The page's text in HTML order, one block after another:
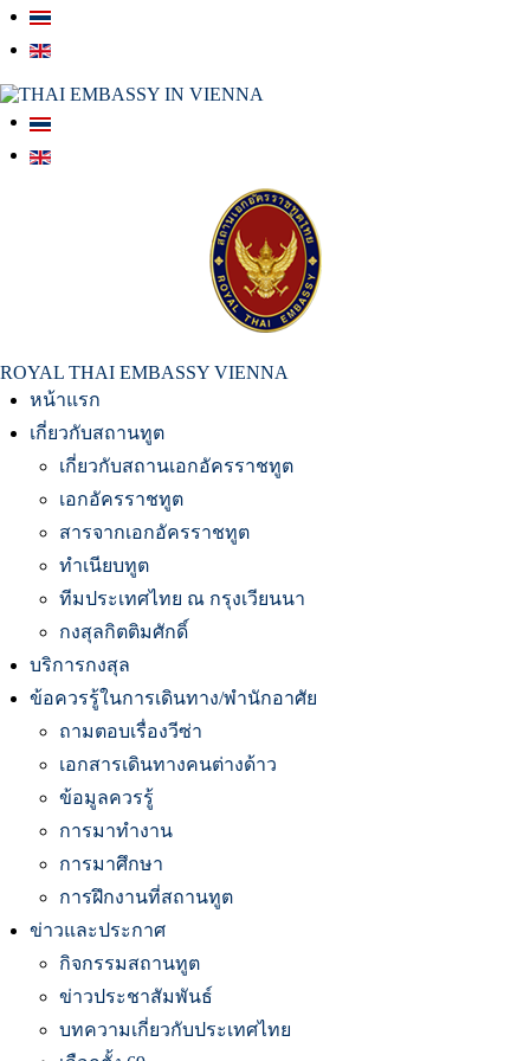
ROYAL THAI EMBASSY VIENNA
หน้าแรก
เกี่ยวกับสถานทูต
เกี่ยวกับสถานเอกอัครราชทูต
เอกอัครราชทูต
สารจากเอกอัครราชทูต
ทำเนียบทูต
ทีมประเทศไทย ณ กรุงเวียนนา
กงสุลกิตติมศักดิ์
บริการกงสุล
ข้อควรรู้ในการเดินทาง/พำนักอาศัย
ถามตอบเรื่องวีซ่า
เอกสารเดินทางคนต่างด้าว
ข้อมูลควรรู้
การมาทำงาน
การมาศึกษา
การฝึกงานที่สถานทูต
ข่าวและประกาศ
กิจกรรมสถานทูต
ข่าวประชาสัมพันธ์
บทความเกี่ยวกับประเทศไทย